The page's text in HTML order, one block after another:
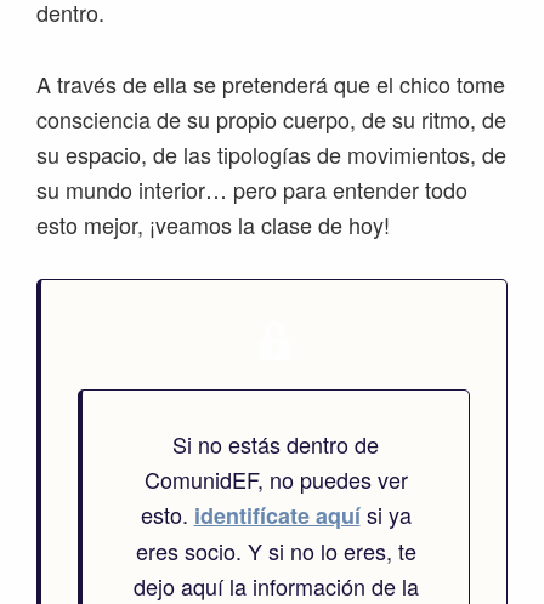
dentro.
A través de ella se pretenderá que el chico tome
consciencia de su propio cuerpo, de su ritmo, de
su espacio, de las tipologías de movimientos, de
su mundo interior… pero para entender todo
esto mejor, ¡veamos la clase de hoy!
Si no estás dentro de
ComunidEF, no puedes ver
esto. identifícate aquísi ya
eres socio. Y si no lo eres, te
dejo aquí la información de la